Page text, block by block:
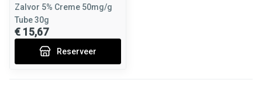
Zalvor 5% Creme 50mg/g
Tube 30g
€ 15,67
Reserveer